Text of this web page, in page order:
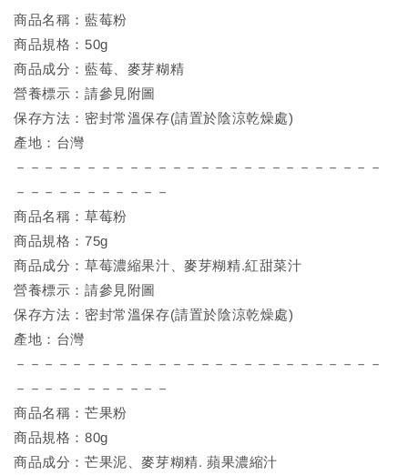
商品名稱：藍莓粉
商品規格：50g
商品成分：藍莓、麥芽糊精
營養標示：請參見附圖
保存方法：密封常溫保存(請置於陰涼乾燥處)
產地：台灣
－－－－－－－－－－－－－－－－－－－－－－－－－－
－－－－－－－－－－－
商品名稱：草莓粉
商品規格：75g
商品成分：草莓濃縮果汁、麥芽糊精.紅甜菜汁
營養標示：請參見附圖
保存方法：密封常溫保存(請置於陰涼乾燥處)
產地：台灣
－－－－－－－－－－－－－－－－－－－－－－－－－－
－－－－－－－－－－－
商品名稱：芒果粉
商品規格：80g
商品成分：芒果泥、麥芽糊精. 蘋果濃縮汁